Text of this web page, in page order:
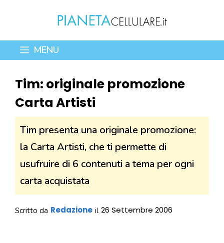
contenuto
MENU
Tim: originale promozione
Carta Artisti
Tim presenta una originale promozione:
la Carta Artisti, che ti permette di
usufruire di 6 contenuti a tema per ogni
carta acquistata
Scritto da Redazione il 26 Settembre 2006